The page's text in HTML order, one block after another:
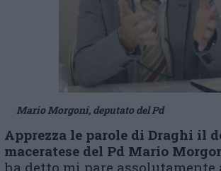
Mario Morgoni, deputato del Pd
Apprezza le parole di Draghi il
maceratese del Pd Mario
ha detto mi pare